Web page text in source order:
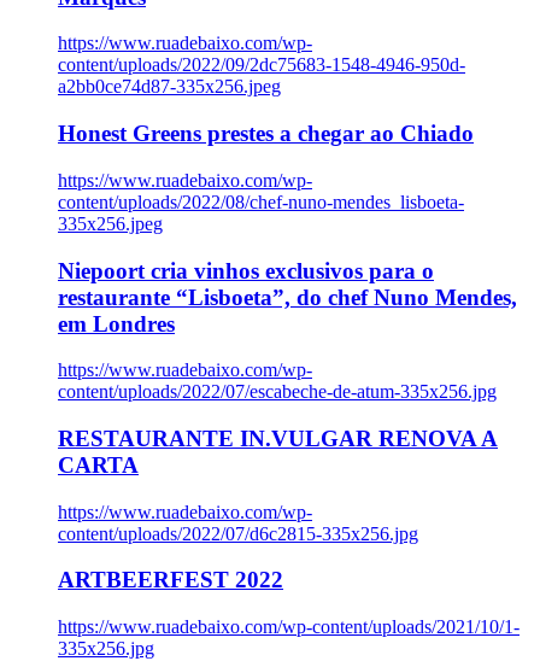
https://www.ruadebaixo.com/wp-
content/uploads/2022/09/2dc75683-1548-4946-950d-
a2bb0ce74d87-335x256.jpeg
Honest Greens prestes a chegar ao Chiado
https://www.ruadebaixo.com/wp-
content/uploads/2022/08/chef-nuno-mendes_lisboeta-
335x256.jpeg
Niepoort cria vinhos exclusivos para o
restaurante “Lisboeta”, do chef Nuno Mendes,
em Londres
https://www.ruadebaixo.com/wp-
content/uploads/2022/07/escabeche-de-atum-335x256.jpg
RESTAURANTE IN.VULGAR RENOVA A
CARTA
https://www.ruadebaixo.com/wp-
content/uploads/2022/07/d6c2815-335x256.jpg
ARTBEERFEST 2022
https://www.ruadebaixo.com/wp-content/uploads/2021/10/1-
335x256.jpg